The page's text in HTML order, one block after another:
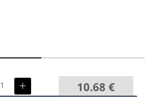
10.68 €